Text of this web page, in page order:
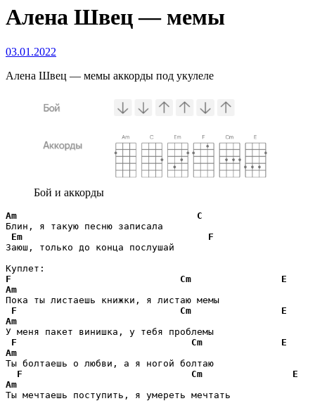
Алена Швец — мемы
03.01.2022
Алена Швец — мемы аккорды под укулеле
Бой и аккорды
Am
C
Блин, я такую песню записала
Em
F
Заюш, только до конца послушай
F
Cm
E
Am
Пока ты листаешь книжки, я листаю мемы
F
Cm
E
Am
У меня пакет винишка, у тебя проблемы
F
Cm
E
Am
Ты болтаешь о любви, а я ногой болтаю
F
Cm
E
Am
Ты мечтаешь поступить, я умереть мечтать